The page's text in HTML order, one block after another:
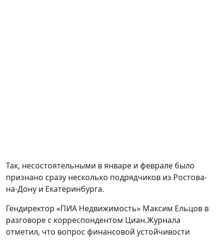
Так, несостоятельными в январе и феврале было
признано сразу несколько подрядчиков из Ростова-
на-Дону и Екатеринбурга.
Гендиректор «ПИА Недвижимость» Максим Ельцов в
разговоре с корреспондентом Циан.Журнала
отметил, что вопрос финансовой устойчивости